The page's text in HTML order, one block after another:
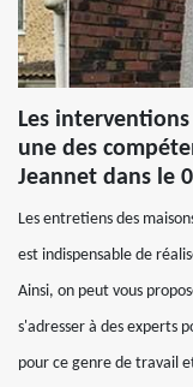
Les
une des
Jeannet dans le
Les entretiens des
est indispensable de
Ainsi, on peut vous
s'adresser à des experts
pour ce genre de travail